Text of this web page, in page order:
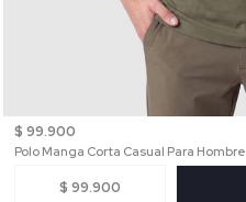
$ 99.900
Polo Manga Corta Casual Para Hombre
$ 99.900